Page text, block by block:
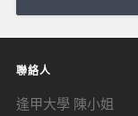
覽
聯絡人
逢甲大學 陳小姐